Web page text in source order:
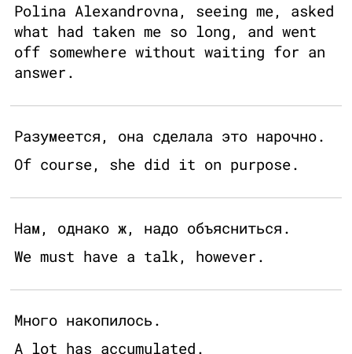
Polina Alexandrovna, seeing me, asked
what had taken me so long, and went
off somewhere without waiting for an
answer.
Разумеется, она сделала это нарочно.
Of course, she did it on purpose.
Нам, однако ж, надо объясниться.
We must have a talk, however.
Много накопилось.
A lot has accumulated.